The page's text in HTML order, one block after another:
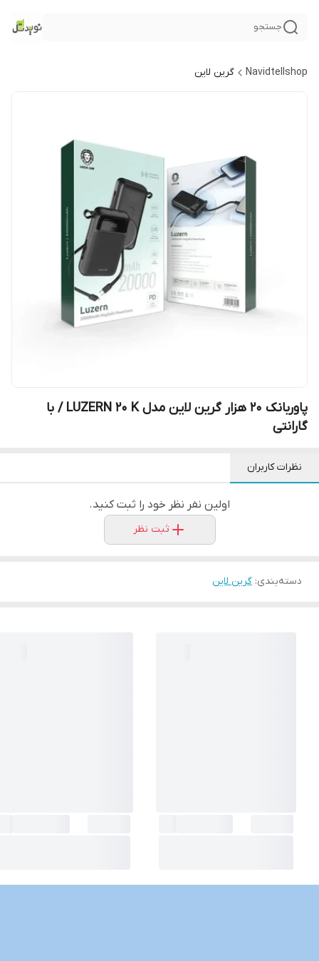
جستجو
Navidtellshop گرین لاین
پاوربانک 20 هزار گرین لاین مدل LUZERN 20 K / با
گارانتی
نظرات کاربران
اولین نفر نظر خود را ثبت کنید.
ثبت نظر
دسته‌بندی: گرین لاین